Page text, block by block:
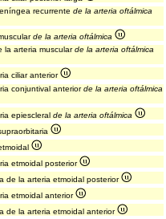
recurrente de la arteria oftálmica
de la arteria oftálmica
la arteria muscularde la arteria oftálmica
ciliar anterior
conjuntival anteriorde la arteria oftálmica
epiescleral de la arteria oftálmica
etmoidal posterior
de la arteria etmoidal posterior
etmoidal anterior
de la arteria etmoidal anterior